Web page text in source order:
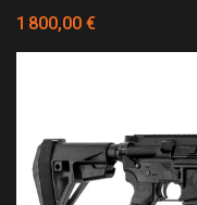
1 800,00 €